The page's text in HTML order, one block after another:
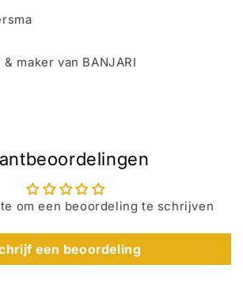
maker van BANJARI
om een beoordeling te schrijven
een beoordeling